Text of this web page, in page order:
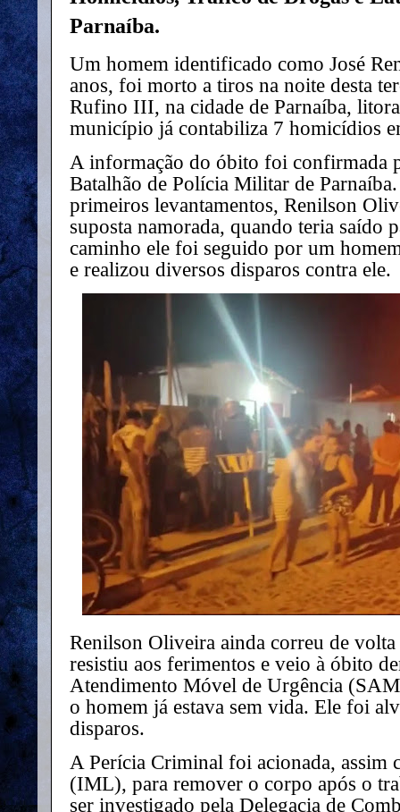
Parnaíba.
Um homem identificado como José
anos, foi morto a tiros na noite desta
Rufino III, na cidade de Parnaíba,
município já contabiliza 7 homicídios
A informação do óbito foi confirmada
Batalhão de Polícia Militar de
primeiros levantamentos, Renilson
suposta namorada, quando teria saído
caminho ele foi seguido por um
e realizou diversos disparos contra ele.
Renilson Oliveira ainda correu de volta
resistiu aos ferimentos e veio à óbito
Atendimento Móvel de Urgência
o homem já estava sem vida. Ele foi
disparos.
A Perícia Criminal foi acionada,
(IML), para remover o corpo após o
ser investigado pela Delegacia de